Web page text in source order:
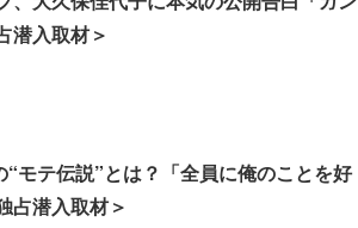
潜入取材＞
モテ伝説”とは？「全員に俺のことを好
占潜入取材＞